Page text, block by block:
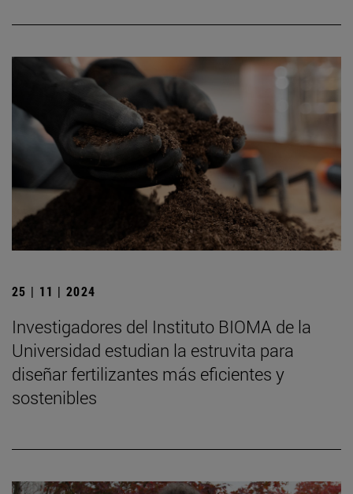
25 | 11 | 2024
Investigadores del Instituto BIOMA de la
Universidad estudian la estruvita para
diseñar fertilizantes más eficientes y
sostenibles